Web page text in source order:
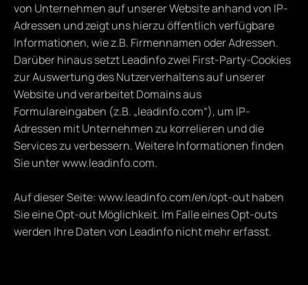
von Unternehmen auf unserer Website anhand von IP-
Adressen und zeigt uns hierzu öffentlich verfügbare
Informationen, wie z.B. Firmennamen oder Adressen.
Darüber hinaus setzt Leadinfo zwei First-Party-Cookies
zur Auswertung des Nutzerverhaltens auf unserer
Website und verarbeitet Domains aus
Formulareingaben (z.B. „leadinfo.com“), um IP-
Adressen mit Unternehmen zu korrelieren und die
Services zu verbessern. Weitere Informationen finden
Sie unter www.leadinfo.com.
Auf dieser Seite: www.leadinfo.com/en/opt-out haben
Sie eine Opt-out Möglichkeit. Im Falle eines Opt-outs
werden Ihre Daten von Leadinfo nicht mehr erfasst.